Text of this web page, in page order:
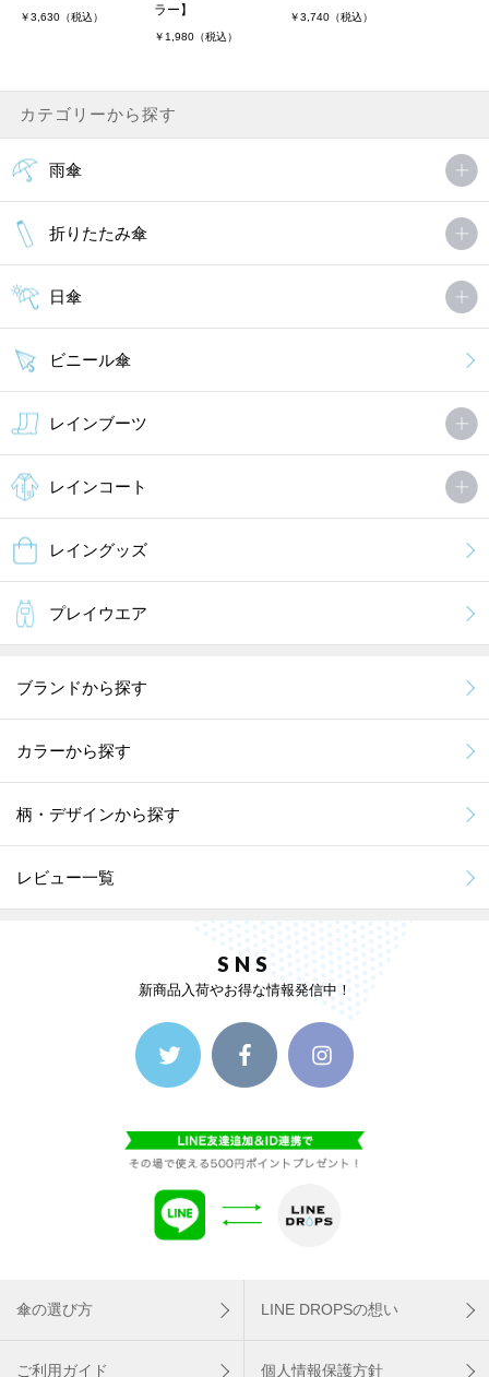
￥3,630（税込）
ラー】
￥1,980（税込）
￥3,740（税込）
カテゴリーから探す
雨傘
折りたたみ傘
日傘
ビニール傘
レインブーツ
レインコート
レイングッズ
プレイウエア
ブランドから探す
カラーから探す
柄・デザインから探す
レビュー一覧
SNS
新商品入荷やお得な情報発信中！
傘の選び方 LINE DROPSの想い
ご利用ガイド 個人情報保護方針